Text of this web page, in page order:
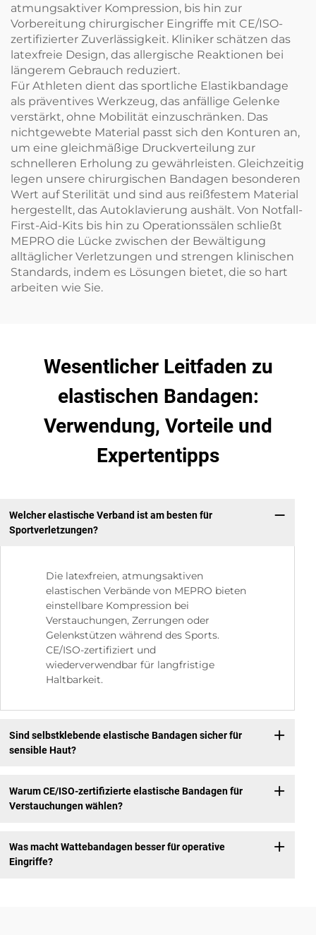
atmungsaktiver Kompression, bis hin zur
Vorbereitung chirurgischer Eingriffe mit CE/ISO-
zertifizierter Zuverlässigkeit. Kliniker schätzen das
latexfreie Design, das allergische Reaktionen bei
längerem Gebrauch reduziert.
Für Athleten dient das sportliche Elastikbandage
als präventives Werkzeug, das anfällige Gelenke
verstärkt, ohne Mobilität einzuschränken. Das
nichtgewebte Material passt sich den Konturen an,
um eine gleichmäßige Druckverteilung zur
schnelleren Erholung zu gewährleisten. Gleichzeitig
legen unsere chirurgischen Bandagen besonderen
Wert auf Sterilität und sind aus reißfestem Material
hergestellt, das Autoklavierung aushält. Von Notfall-
First-Aid-Kits bis hin zu Operationssälen schließt
MEPRO die Lücke zwischen der Bewältigung
alltäglicher Verletzungen und strengen klinischen
Standards, indem es Lösungen bietet, die so hart
arbeiten wie Sie.
Wesentlicher Leitfaden zu
elastischen Bandagen:
Verwendung, Vorteile und
Expertentipps
Welcher elastische Verband ist am besten für
Sportverletzungen?
Die latexfreien, atmungsaktiven
elastischen Verbände von MEPRO bieten
einstellbare Kompression bei
Verstauchungen, Zerrungen oder
Gelenkstützen während des Sports.
CE/ISO-zertifiziert und
wiederverwendbar für langfristige
Haltbarkeit.
Sind selbstklebende elastische Bandagen sicher für
sensible Haut?
Warum CE/ISO-zertifizierte elastische Bandagen für
Verstauchungen wählen?
Was macht Wattebandagen besser für operative
Eingriffe?